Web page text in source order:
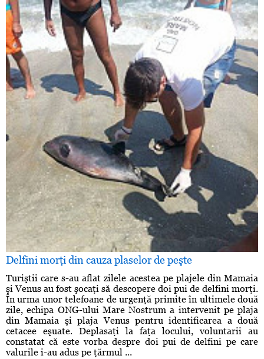
Delfini morţi din cauza plaselor de peşte
Turiştii care s-au aflat zilele acestea pe plajele din Mamaia
şi Venus au fost şocaţi să descopere doi pui de delfini morţi.
În urma unor telefoane de urgenţă primite în ultimele două
zile, echipa ONG-ului Mare Nostrum a intervenit pe plaja
din Mamaia şi plaja Venus pentru identificarea a două
cetacee eşuate. Deplasaţi la faţa locului, voluntarii au
constatat că este vorba despre doi pui de delfini pe care
valurile i-au adus pe ţărmul ...